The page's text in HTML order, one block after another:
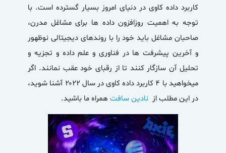
کاربرد داده کاوی در دنیای امروز بسیار گسترده است. با
توجه به اهمیت روزافزون داده ها برای مشاغل مدرن،
صاحبان مشاغل باید خود را با روندهای دیجیتالی نوظهور
و آخرین پیشرفت ها در فناوری و علم داده و تجزیه و
تحلیل آن سازگار کنند تا از رقبای خود عقب نمانند. اگر
میخواهید با ۴ کاربرد داده کاوی در سال ۲۰۲۲ آشنا شوید،
در این مطلب ازنادین سافت همراه ما باشید.